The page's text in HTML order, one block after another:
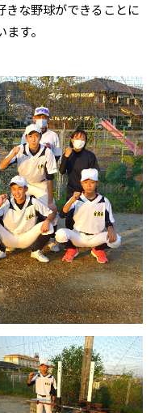
きな野球ができることに
す。